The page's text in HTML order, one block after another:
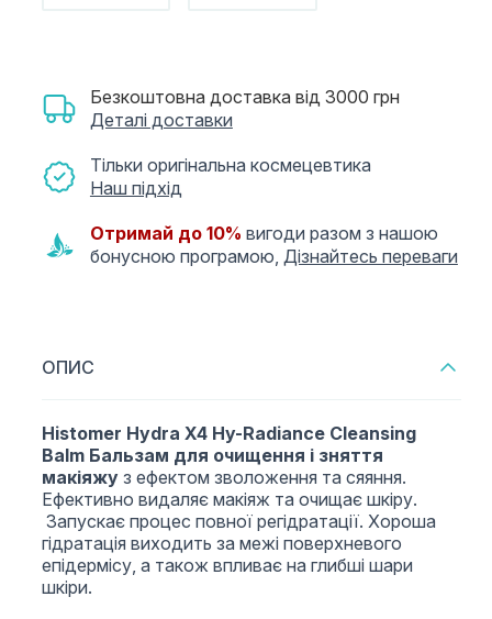
Безкоштовна доставка від 3000 грн
Деталі доставки
Тільки оригінальна космецевтика
Наш підхід
Отримай до 10% вигоди разом з нашою
бонусною програмою, Дізнайтесь переваги
ОПИС
Histomer Hydra X4 Hy-Radiance Cleansing
Balm Бальзам для очищення і зняття
макіяжуз ефектом зволоження та сяяння.
Ефективно видаляє макіяж та очищає шкіру.
Запускає процес повної регідратації. Хороша
гідратація виходить за межі поверхневого
епідермісу, а також впливає на глибші шари
шкіри.